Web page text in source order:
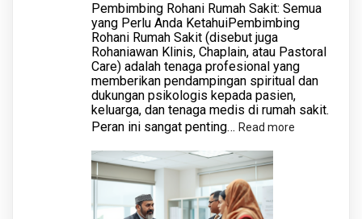
Pembimbing Rohani Rumah Sakit: Semua
yang Perlu Anda KetahuiPembimbing
Rohani Rumah Sakit (disebut juga
Rohaniawan Klinis, Chaplain, atau Pastoral
Care) adalah tenaga profesional yang
memberikan pendampingan spiritual dan
dukungan psikologis kepada pasien,
keluarga, dan tenaga medis di rumah sakit.
Peran ini sangat penting… Read more